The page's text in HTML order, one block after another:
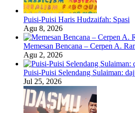
Puisi-Puisi Haris Hudzaifah: Spasi
Agu 8, 2026
Memesan Bencana – Cerpen A.
Agu 2, 2026
Puisi-Puisi Selendang Sulaiman:
Jul 25, 2026